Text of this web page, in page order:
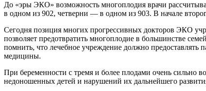
До «эры ЭКО» возможность многоплодия врачи
в одном из 902, четверни — в одном из 903. В начале
Сегодня позиция многих прогрессивных докторов ЭКО
позволяет предотвратить многоплодие в большинстве
помнить, что лечебное учреждение должно предоставлять
медицины.
При беременности с тремя и более плодами очень сильно
недоношенных детей и нарушений их дальнейшего